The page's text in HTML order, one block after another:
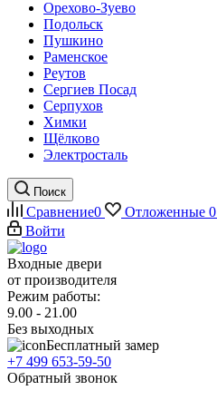
Орехово-Зуево
Подольск
Пушкино
Раменское
Реутов
Сергиев Посад
Серпухов
Химки
Щёлково
Электросталь
Поиск
Сравнение0 Отложенные 0
Войти
Входные двери
от производителя
Режим работы:
9.00 - 21.00
Без выходных
Бесплатный замер
+7 499 653-59-50
Обратный звонок